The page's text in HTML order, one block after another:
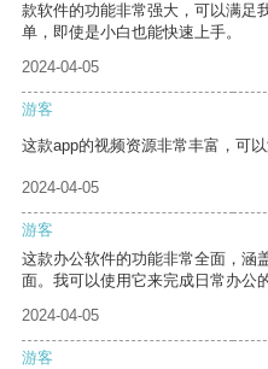
款软件的功能非常强大，可以满足
单，即使是小白也能快速上手。
2024-04-05
游客
这款app的视频资源非常丰富，可
2024-04-05
游客
这款办公软件的功能非常全面，涵
面。我可以使用它来完成日常办公
2024-04-05
游客